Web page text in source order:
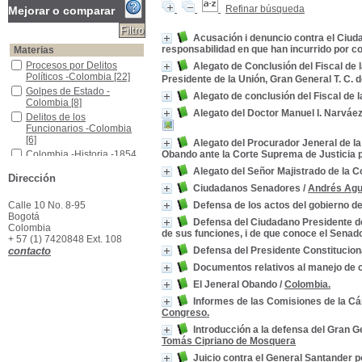
Refinar búsqueda
Acusación i denuncio contra el
responsabilidad en que han incurrido por
Alegato de Conclusión del Fiscal
Presidente de la Unión, Gran General T.
Alegato de conclusión del Fiscal de
Alegato del Doctor Manuel I.
Alegato del Procurador Jeneral de
Obando ante la Corte Suprema de Justicia
Alegato del Señor Majistrado de la
Ciudadanos Senadores / Andrés
Defensa de los actos del gobierno
Defensa del Ciudadano Presidente
de sus funciones, i de que conoce el
Defensa del Presidente
Documentos relativos al manejo de
El Jeneral Obando / Colombia.
Informes de las Comisiones de la
Congreso.
Introducción a la defensa del Gran
Tomás Cipriano de Mosquera
Juicio contra el General Santander
Mejorar o comparar
Materias
Procesos por Delitos Políticos -Colombia
Procesos por Delitos
Políticos -Colombia [22]
Golpes de Estado -Colombia
Golpes de Estado -
Colombia [8]
Delitos de los Funcionarios -Colombia
Delitos de los
Funcionarios -Colombia
[6]
Colombia -Historia -1854
Colombia -Historia -1854
Colombia -Historia -Estados Unidos de Colombia, 1863-1885
Colombia -Historia -
Colombia, 1863-1885
Colombia--Política y gobierno--Siglo XIX
Colombia--Política y
gobierno--Siglo XIX
Responsabilidad Administrativa
Responsabilidad
Administrativa
Colombia -Administración de Justicia
Dirección
Calle 10 No. 8-95
Bogotá
Colombia
+ 57 (1) 7420848 Ext. 108
contacto